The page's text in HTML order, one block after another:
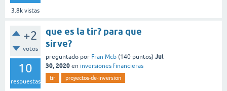
3.8k vistas
+2
votos
10
respuestas
que es la tir? para que
sirve?
preguntado por Fran Mcb (140 puntos) Jul
30, 2020 en inversiones financieras
tir proyectos-de-inversion